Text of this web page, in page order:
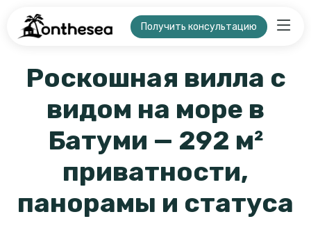
Получить консультацию
Роскошная вилла с
видом на море в
Батуми — 292 м²
приватности,
панорамы и статуса